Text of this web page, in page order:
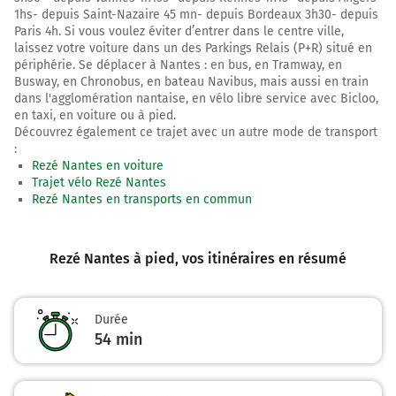
sur 10 mètres
Tourner à gauche sur la voie et continuer sur 450
mètres
3,0 km
Tourner à gauche sur Boulevard Jean Philippot et
continuer sur 10 mètres
3,4 km
mètres
Tourner à gauche sur Cours Olivier de Clisson et
1hs- depuis Saint-Nazaire 45 mn- depuis Bordeaux 3h30- depuis
Paris 4h. Si vous voulez éviter d’entrer dans le centre ville,
laissez votre voiture dans un des Parkings Relais (P+R) situé en
périphérie. Se déplacer à Nantes : en bus, en Tramway, en
Busway, en Chronobus, en bateau Navibus, mais aussi en train
dans l'agglomération nantaise, en vélo libre service avec Bicloo,
en taxi, en voiture ou à pied.
Découvrez également ce trajet avec un autre mode de transport
:
Rezé Nantes en voiture
Trajet vélo Rezé Nantes
Rezé Nantes en transports en commun
Rezé Nantes à pied, vos itinéraires en résumé
Durée
54 min